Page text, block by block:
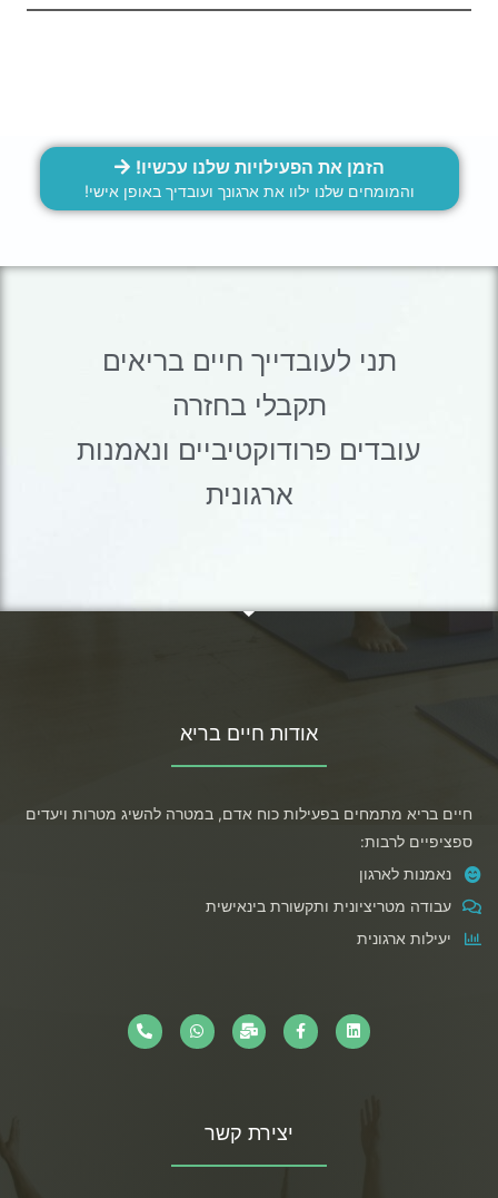
הזמן את הפעילויות שלנו עכשיו!
והמומחים שלנו ילוו את ארגונך ועובדיך באופן אישי!
תני לעובדייך חיים בריאים
תקבלי בחזרה
עובדים פרודוקטיביים ונאמנות
ארגונית
אודות חיים בריא
חיים בריא מתמחים בפעילות כוח אדם, במטרה להשיג מטרות ויעדים
ספציפיים לרבות:
נאמנות לארגון
עבודה מטריציונית ותקשורת בינאישית
יעילות ארגונית
יצירת קשר